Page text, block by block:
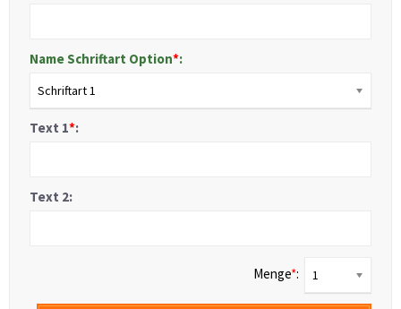
Name Schriftart Option*:
Schriftart 1
Text 1*:
Text 2:
Menge*: 1